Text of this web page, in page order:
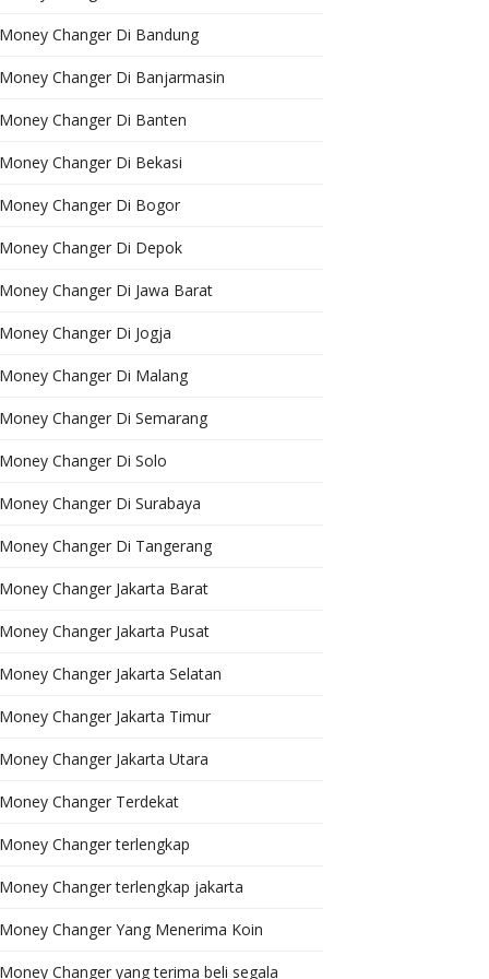
Money Changer Di Bandung
Money Changer Di Banjarmasin
Money Changer Di Banten
Money Changer Di Bekasi
Money Changer Di Bogor
Money Changer Di Depok
Money Changer Di Jawa Barat
Money Changer Di Jogja
Money Changer Di Malang
Money Changer Di Semarang
Money Changer Di Solo
Money Changer Di Surabaya
Money Changer Di Tangerang
Money Changer Jakarta Barat
Money Changer Jakarta Pusat
Money Changer Jakarta Selatan
Money Changer Jakarta Timur
Money Changer Jakarta Utara
Money Changer Terdekat
Money Changer terlengkap
Money Changer terlengkap jakarta
Money Changer Yang Menerima Koin
Money Changer yang terima beli segala